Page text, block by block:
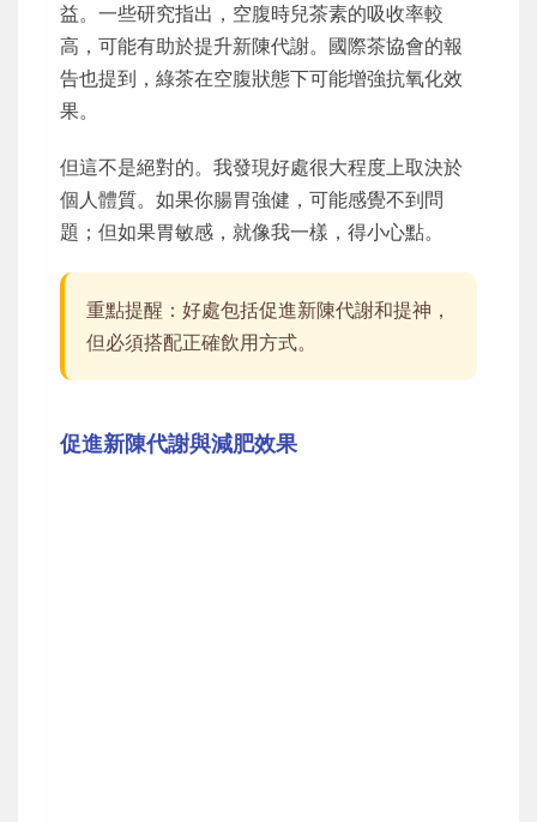
益。一些研究指出，空腹時兒茶素的吸收率較
高，可能有助於提升新陳代謝。國際茶協會的報
告也提到，綠茶在空腹狀態下可能增強抗氧化效
果。
但這不是絕對的。我發現好處很大程度上取決於
個人體質。如果你腸胃強健，可能感覺不到問
題；但如果胃敏感，就像我一樣，得小心點。
重點提醒：好處包括促進新陳代謝和提神，
但必須搭配正確飲用方式。
促進新陳代謝與減肥效果